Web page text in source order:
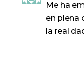
Me ha
en plena
la